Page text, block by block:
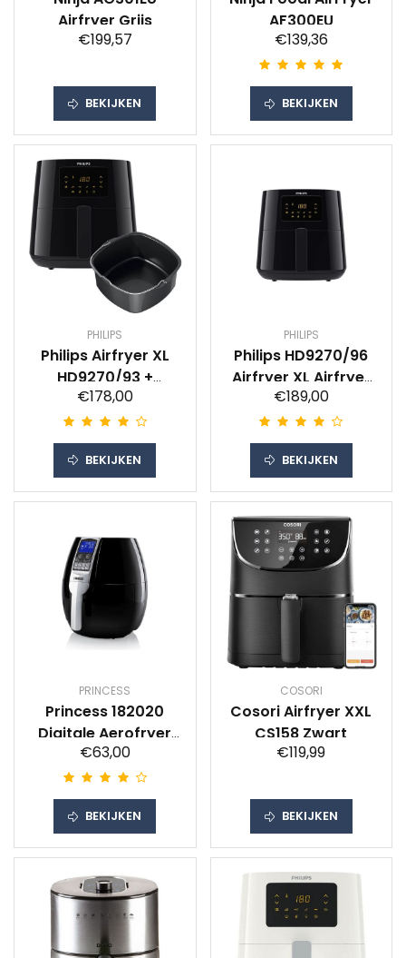
Airfryer Grijs
€199,57
BEKIJKEN
AF300EU
€139,36
BEKIJKEN
PHILIPS
Philips Airfryer XL
HD9270/93 +
Bakvorm
€178,00
BEKIJKEN
PHILIPS
Philips HD9270/96
Airfryer XL Airfryer
Zwart
€189,00
BEKIJKEN
PRINCESS
Princess 182020
Digitale Aerofryer
XL
€63,00
BEKIJKEN
COSORI
Cosori Airfryer XXL
CS158 Zwart
€119,99
BEKIJKEN